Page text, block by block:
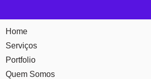
Home
Serviços
Portfolio
Quem Somos